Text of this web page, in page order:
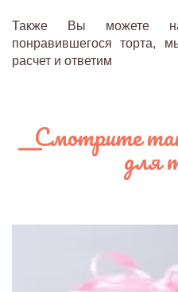
Также Вы можете
понравившегося торта,
расчет и ответим
Смотрите
для